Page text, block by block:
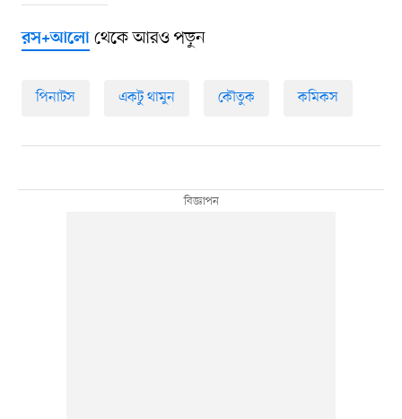
রস+আলোথেকে আরও পড়ুন
পিনাটস একটু থামুন কৌতুক কমিকস